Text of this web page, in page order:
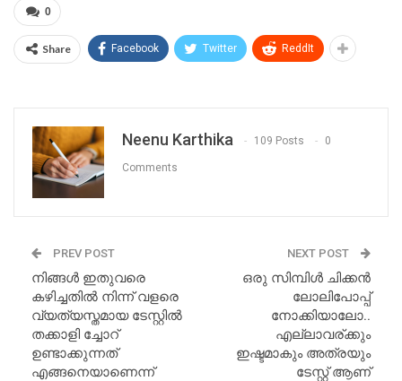
0
Share Facebook Twitter ReddIt
Neenu Karthika 109 Posts 0
Comments
PREV POST
നിങ്ങൾ ഇതുവരെ
കഴിച്ചതിൽ നിന്ന് വളരെ
വ്യത്യസ്തമായ ടേസ്റ്റിൽ
തക്കാളി ച്ചോറ്
ഉണ്ടാക്കുന്നത്
എങ്ങനെയാണെന്ന്
NEXT POST
ഒരു സിമ്പിൾ ചിക്കൻ
ലോലിപോപ്പ്
നോക്കിയാലോ..
എല്ലാവര്ക്കും
ഇഷ്ടമാകും അത്രയും
ടേസ്റ്റ് ആണ്